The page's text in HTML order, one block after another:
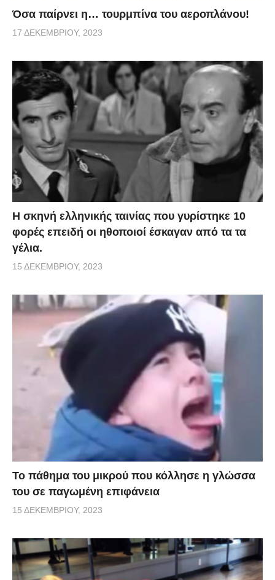
Όσα παίρνει η… τουρμπίνα του αεροπλάνου!
17 ΔΕΚΕΜΒΡΊΟΥ, 2023
H σκηνή ελληνικής ταινίας που γυρίστηκε 10
φορές επειδή οι ηθοποιοί έσκαγαν από τα τα
γέλια.
15 ΔΕΚΕΜΒΡΊΟΥ, 2023
Το πάθημα του μικρού που κόλλησε η γλώσσα
του σε παγωμένη επιφάνεια
15 ΔΕΚΕΜΒΡΊΟΥ, 2023